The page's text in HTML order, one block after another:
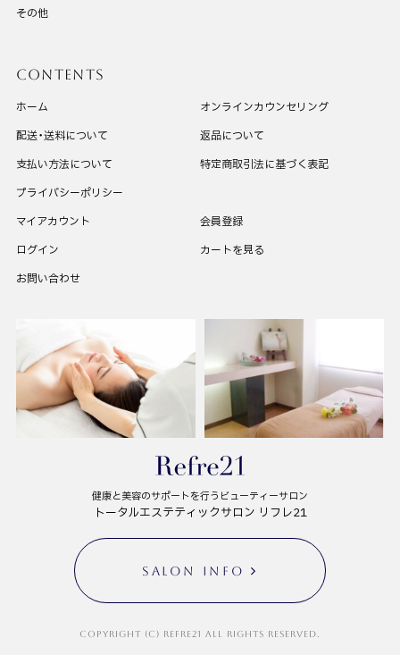
その他
CONTENTS
ホーム
オンラインカウンセリング
配送・送料について
返品について
支払い方法について
特定商取引法に基づく表記
プライバシーポリシー
マイアカウント
会員登録
ログイン
カートを見る
お問い合わせ
健康と美容のサポートを行うビューティーサロン
トータルエステティックサロン リフレ21
SALON INFO
Copyright (C) Refre21 All Rights Reserved.